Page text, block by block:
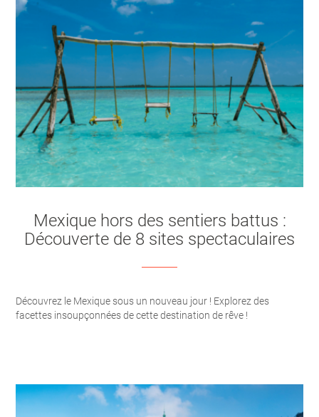
Mexique hors des sentiers battus :
Découverte de 8 sites spectaculaires
Découvrez le Mexique sous un nouveau jour ! Explorez des
facettes insoupçonnées de cette destination de rêve !